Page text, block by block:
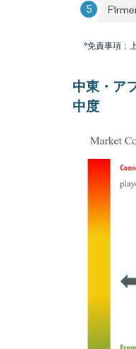
*免責事項：
中東・ア
中度